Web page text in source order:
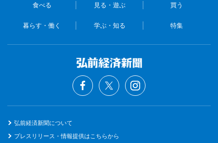
食べる 見る・遊ぶ 買う
暮らす・働く 学ぶ・知る 特集
弘前経済新聞について
プレスリリース・情報提供はこちらから